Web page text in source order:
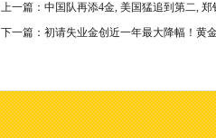
上一篇： 中国队再添4金, 美国猛追到第二,
下一篇： 初请失业金创近一年最大降幅！黄